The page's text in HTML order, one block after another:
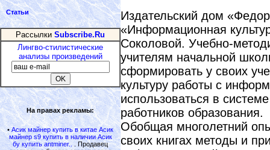
Издательский дом
«Информационная
Соколовой. Учебно-
учителям начальной
сформировать у своих
культуру работы с
использоваться в
работников образования.
Обобщая многолетний
своих книгах методы и
Статьи
Рассылки Subscribe.Ru
Лингво-стилистические
анализы произведений
На правах рекламы:
•Асик майнер купить в китае Асик
майнер s9 купить в наличии Асик
бу купить antminer..
. Продавец